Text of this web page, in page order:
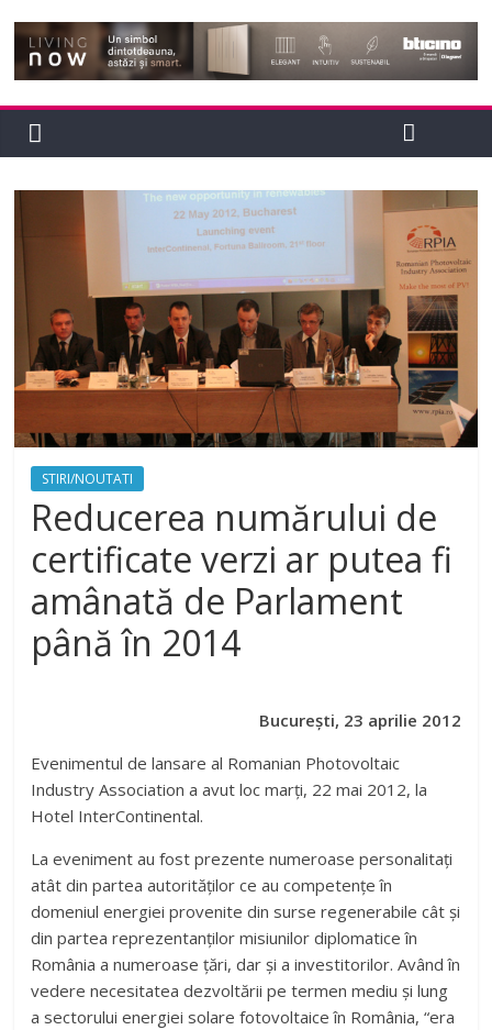
STIRI/NOUTATI
Reducerea numărului de
certificate verzi ar putea fi
amânată de Parlament
până în 2014
București, 23 aprilie 2012
Evenimentul de lansare al Romanian Photovoltaic
Industry Association a avut loc marți, 22 mai 2012, la
Hotel InterContinental.
La eveniment au fost prezente numeroase personalitați
atât din partea autorităților ce au competențe în
domeniul energiei provenite din surse regenerabile cât și
din partea reprezentanților misiunilor diplomatice în
România a numeroase țări, dar și a investitorilor. Având în
vedere necesitatea dezvoltării pe termen mediu și lung
a sectorului energiei solare fotovoltaice în România, “era